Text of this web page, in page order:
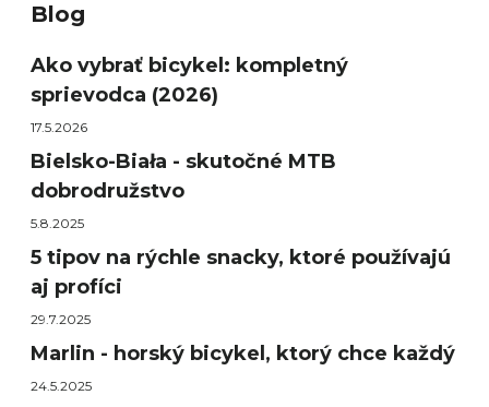
Blog
Ako vybrať bicykel: kompletný
sprievodca (2026)
17.5.2026
Bielsko-Biała - skutočné MTB
dobrodružstvo
5.8.2025
5 tipov na rýchle snacky, ktoré používajú
aj profíci
29.7.2025
Marlin - horský bicykel, ktorý chce každý
24.5.2025